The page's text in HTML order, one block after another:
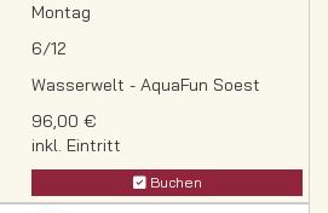
Montag
6/12
Wasserwelt - AquaFun Soest
96,00 €
inkl. Eintritt
Buchen